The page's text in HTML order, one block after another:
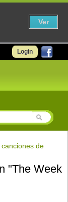
Login
de
"The Week
Ver